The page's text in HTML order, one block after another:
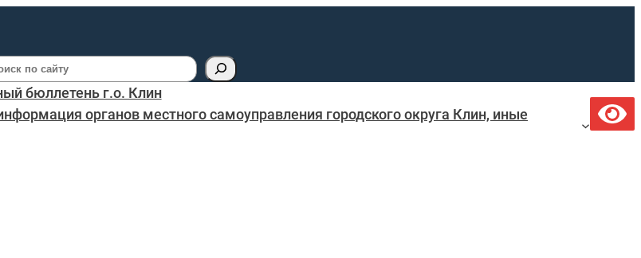
бюллетень г.о. Клин
органов местного самоуправления городского округа Клин, иные